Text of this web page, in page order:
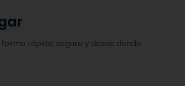
rápida, segura y desde donde